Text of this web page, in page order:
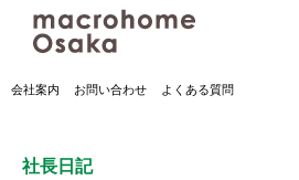
高気密高断熱住宅のマクロホーム大阪の社長日記(
会社案内 お問い合わせ よくある質問
社長日記